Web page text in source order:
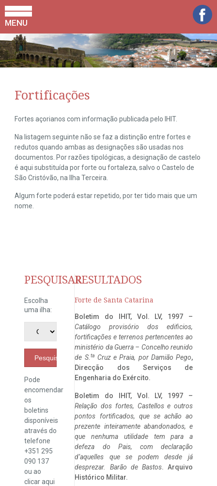
MENU
Fortificações
Fortes açorianos com informação publicada pelo IHIT.
Na listagem seguinte não se faz a distinção entre fortes e
redutos quando ambas as designações são usadas nos
documentos. Por razões tipológicas, a designação de castelo
é aqui substituída por forte ou fortaleza, salvo o Castelo de
São Cristóvão, na Ilha Terceira.
Algum forte poderá estar repetido, por ter tido mais que um
nome.
PESQUISAR
Escolha
uma ilha:
Pesquisar
Pode
encomendar
os
boletins
disponíveis
através do
telefone
+351 295
090 137
ou ao
clicaraqui
RESULTADOS
Forte de Santa Catarina
Boletim do IHIT, Vol. LV, 1997 –
Catálogo provisório dos edificios,
fortificações e terrenos pertencentes ao
ministério da Guerra – Concelho reunido
de S. ta Cruz e Praia, por Damião Pego,
Direcção dos Serviços de
Engenharia do Exército.
Boletim do IHIT, Vol. LV, 1997 –
Relação dos fortes, Castellos e outros
pontos fortificados, que se achão ao
prezente inteiramente abandonados, e
que nenhuma utilidade tem para a
defeza do Pais, com declaração
d’aquelles que se podem desde já
desprezar. Barão de Bastos. Arquivo
Histórico Militar.